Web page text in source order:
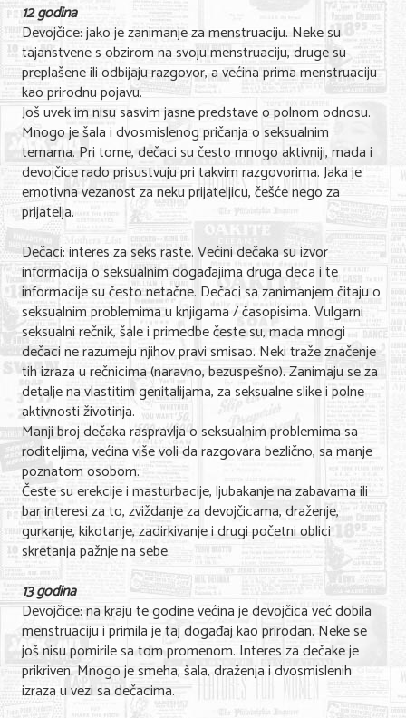
12 godina
Devojčice: jako je zanimanje za menstruaciju. Neke su
tajanstvene s obzirom na svoju menstruaciju, druge su
preplašene ili odbijaju razgovor, a većina prima menstruaciju
kao prirodnu pojavu.
Još uvek im nisu sasvim jasne predstave o polnom odnosu.
Mnogo je šala i dvosmislenog pričanja o seksualnim
temama. Pri tome, dečaci su često mnogo aktivniji, mada i
devojčice rado prisustvuju pri takvim razgovorima. Jaka je
emotivna vezanost za neku prijateljicu, češće nego za
prijatelja.
Dečaci: interes za seks raste. Većini dečaka su izvor
informacija o seksualnim događajima druga deca i te
informacije su često netačne. Dečaci sa zanimanjem čitaju o
seksualnim problemima u knjigama / časopisima. Vulgarni
seksualni rečnik, šale i primedbe česte su, mada mnogi
dečaci ne razumeju njihov pravi smisao. Neki traže značenje
tih izraza u rečnicima (naravno, bezuspešno). Zanimaju se za
detalje na vlastitim genitalijama, za seksualne slike i polne
aktivnosti životinja.
Manji broj dečaka raspravlja o seksualnim problemima sa
roditeljima, većina više voli da razgovara bezlično, sa manje
poznatom osobom.
Česte su erekcije i masturbacije, ljubakanje na zabavama ili
bar interesi za to, zviždanje za devojčicama, draženje,
gurkanje, kikotanje, zadirkivanje i drugi početni oblici
skretanja pažnje na sebe.
13 godina
Devojčice: na kraju te godine većina je devojčica već dobila
menstruaciju i primila je taj događaj kao prirodan. Neke se
još nisu pomirile sa tom promenom. Interes za dečake je
prikriven. Mnogo je smeha, šala, draženja i dvosmislenih
izraza u vezi sa dečacima.